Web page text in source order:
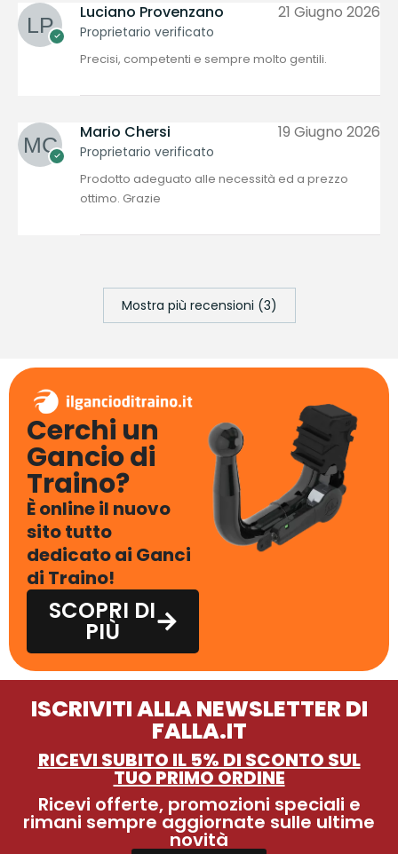
Luciano Provenzano
Proprietario verificato
21 Giugno 2026
Precisi, competenti e sempre molto gentili.
Mario Chersi
Proprietario verificato
19 Giugno 2026
Prodotto adeguato alle necessità ed a prezzo
ottimo. Grazie
Mostra più recensioni (3)
Cerchi un
Gancio di
Traino?
È online il nuovo
sito tutto
dedicato ai Ganci
di Traino!
SCOPRI DI
PIÙ
ISCRIVITI ALLA NEWSLETTER DI
FALLA.IT
RICEVI SUBITO IL 5% DI SCONTO SUL
TUO PRIMO ORDINE
Ricevi offerte, promozioni speciali e
rimani sempre aggiornate sulle ultime
novità